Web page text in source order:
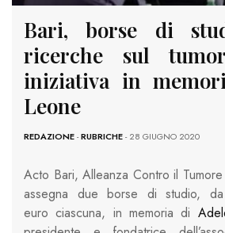
Bari, borse di
ricerche sul
iniziativa in
Leone
REDAZIONE-RUBRICHE- 28 GIUGNO 2020
Acto Bari, Alleanza Contro il
assegna due borse di studio,
euro ciascuna, in memoria di